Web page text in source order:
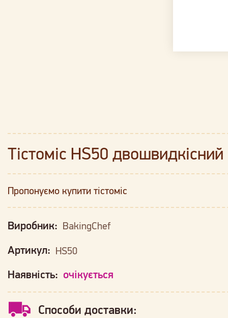
Тістоміс HS50
Пропонуємо купити тістоміс
Виробник: BakingChef
Артикул: HS50
Наявність: очікується
Способи доставки: